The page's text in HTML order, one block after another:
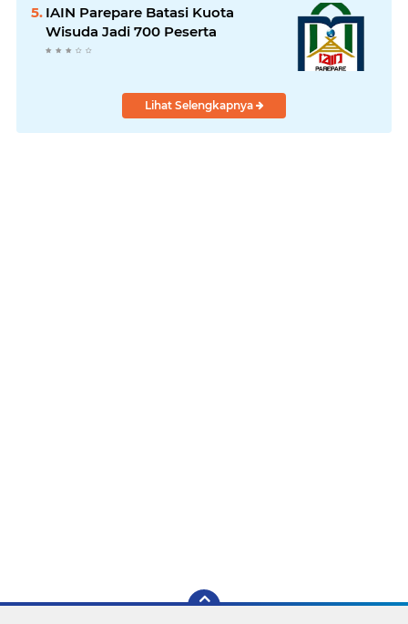
IAIN Parepare Batasi Kuota
Wisuda Jadi 700 Peserta
Lihat Selengkapnya